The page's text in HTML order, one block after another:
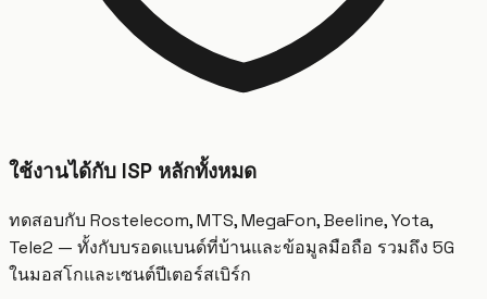
ใช้งานได้กับ ISP หลักทั้งหมด
ทดสอบกับ Rostelecom, MTS, MegaFon, Beeline, Yota,
Tele2 — ทั้งกับบรอดแบนด์ที่บ้านและข้อมูลมือถือ รวมถึง 5G
ในมอสโกและเซนต์ปีเตอร์สเบิร์ก